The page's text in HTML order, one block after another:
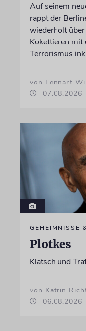
Auf seinem
rappt der
wiederholt
Kokettieren mit
Terrorismus
von Lennart
07.08.2026
GEHEIMNISSE
Plotkes
Klatsch und
von Katrin
06.08.2026